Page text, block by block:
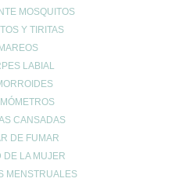
MOSQUITOS
Y TIRITAS
MAREOS
LABIAL
CANSADAS
DE FUMAR
DE LA MUJER
MENSTRUALES